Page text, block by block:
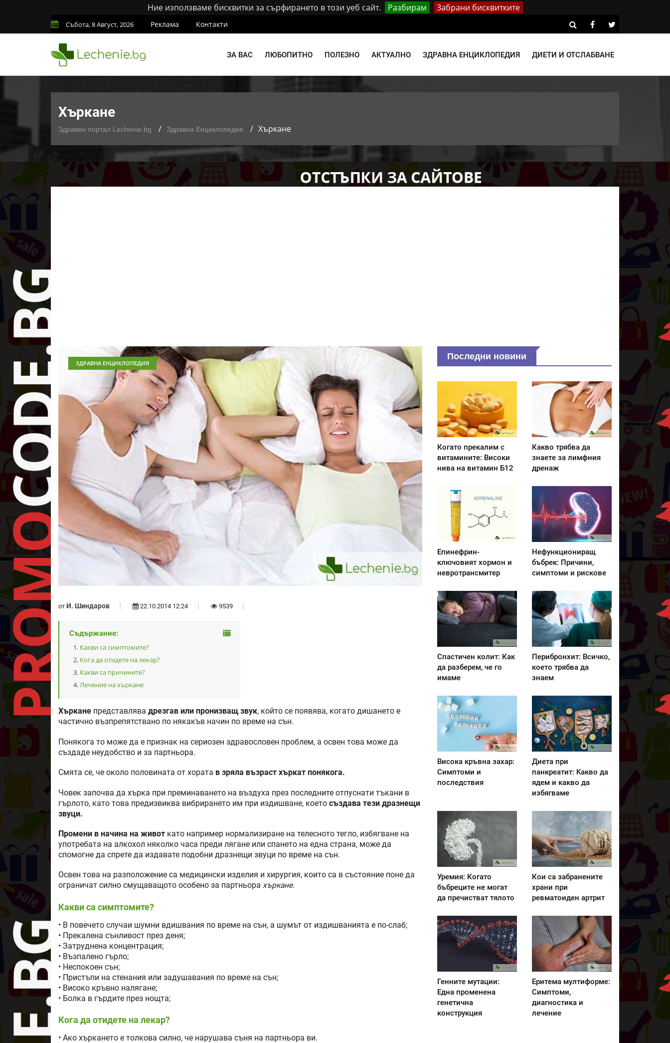
Ние използваме бисквитки за сърфирането в този уеб сайт. Разбирам Забрани бисквитките
Събота, 8 Август, 2026 Реклама Контакти
ЗА ВАС ЛЮБОПИТНО ПОЛЕЗНО АКТУАЛНО ЗДРАВНА ЕНЦИКЛОПЕДИЯ ДИЕТИ И ОТСЛАБВАНЕ
Хъркане
Здравен портал Lechenie.bg Здравна Енциклопедия Хъркане
ЗДРАВНА ЕНЦИКЛОПЕДИЯ
от И. Шиндаров 22.10.2014 12:24 9539
Съдържание:
Какви са симптомите?
Кога да отидете на лекар?
Какви са причините?
Лечение на хъркане
Хъркане представлява дрезгав или пронизващ звук, който се появява, когато дишането е
частично възпрепятствано по някакъв начин по време на сън.
Понякога то може да е признак на сериозен здравословен проблем, а освен това може да
създаде неудобство и за партньора.
Смята се, че около половината от хората в зряла възраст хъркат понякога.
Човек започва да хърка при преминаването на въздуха през последните отпуснати тъкани в
гърлото, като това предизвиква вибрирането им при издишване, което създава тези дразнещи
звуци.
Промени в начина на живот като например нормализиране на телесното тегло, избягване на
употребата на алкохол няколко часа преди лягане или спането на една страна, може да
спомогне да спрете да издавате подобни дразнещи звуци по време на сън.
Освен това на разположение са медицински изделия и хирургия, които са в състояние поне да
ограничат силно смущаващото особено за партньора хъркане.
Какви са симптомите?
• В повечето случаи шумни вдишвания по време на сън, а шумът от издишванията е по-слаб;
• Прекалена сънливост през деня;
• Затруднена концентрация;
• Възпалено гърло;
• Неспокоен сън;
• Пристъпи на стенания или задушавания по време на сън;
• Високо кръвно налягане;
• Болка в гърдите през нощта;
Кога да отидете на лекар?
• Ако хъркането е толкова силно, че нарушава съня на партньора ви.
Последни новини
Когато прекалим с
витамините: Високи
нива на витамин Б12
Какво трябва да
знаете за лимфния
дренаж
Епинефрин-
ключовият хормон и
невротрансмитер
Нефункциониращ
бъбрек: Причини,
симптоми и рискове
Спастичен колит: Как
да разберем, че го
имаме
Перибронхит: Всичко,
което трябва да
знаем
Висока кръвна захар:
Симптоми и
последствия
Диета при
панкреатит: Kакво да
ядем и какво да
избягваме
Уремия: Когато
бъбреците не могат
да пречистват тялото
Кои са забранените
храни при
ревматоиден артрит
Генните мутации:
Една променена
генетична
конструкция
Еритема мултиформе:
Симптоми,
диагностика и
лечение